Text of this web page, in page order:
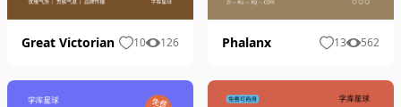
Great Victorian 10 126 Phalanx 13 562